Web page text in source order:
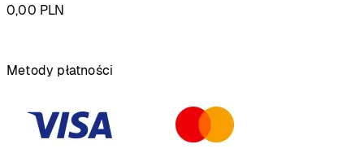
0,00 PLN
Metody płatności